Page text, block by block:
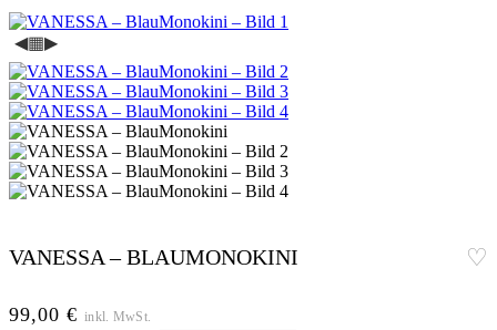
◀▦▶
VANESSA – BLAUMONOKINI
99,00 € inkl. MwSt.